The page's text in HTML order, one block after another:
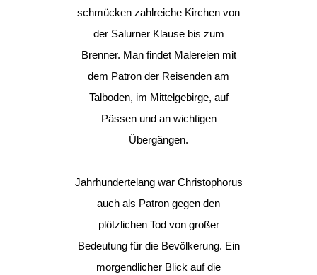
schmücken zahlreiche Kirchen von
der Salurner Klause bis zum
Brenner. Man findet Malereien mit
dem Patron der Reisenden am
Talboden, im Mittelgebirge, auf
Pässen und an wichtigen
Übergängen.
Jahrhundertelang war Christophorus
auch als Patron gegen den
plötzlichen Tod von großer
Bedeutung für die Bevölkerung. Ein
morgendlicher Blick auf die